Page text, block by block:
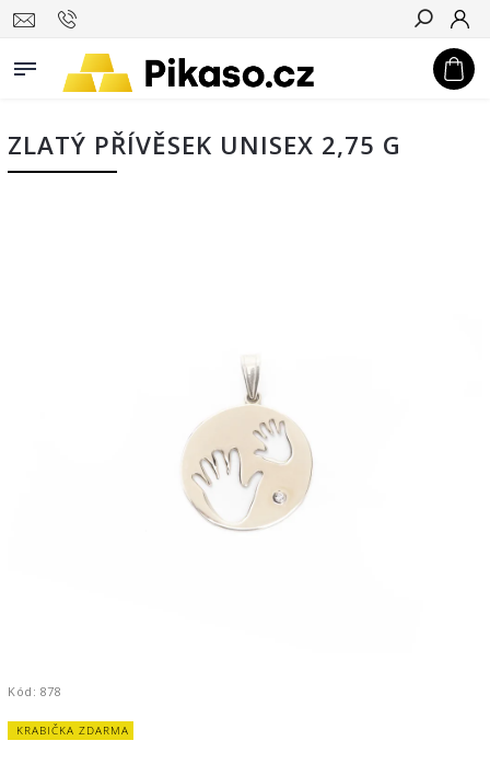
Hledat
ZLATÝ PŘÍVĚSEK UNISEX 2,75 G
Kód: 878
KRABIČKA ZDARMA